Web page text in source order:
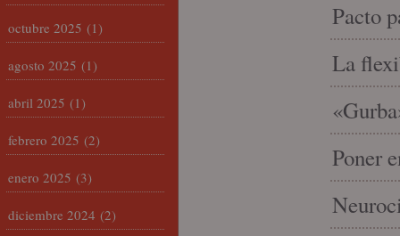
Pacto
La
Poner
octubre 2025 (1)
agosto 2025 (1)
abril 2025 (1)
febrero 2025 (2)
enero 2025 (3)
diciembre 2024 (2)